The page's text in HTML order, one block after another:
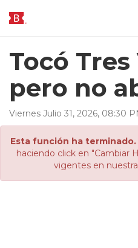
Tocó Tres
pero no
Viernes Julio 31, 2026, 08:30
Esta función ha terminado.
haciendo click en "Cambiar
vigentes en